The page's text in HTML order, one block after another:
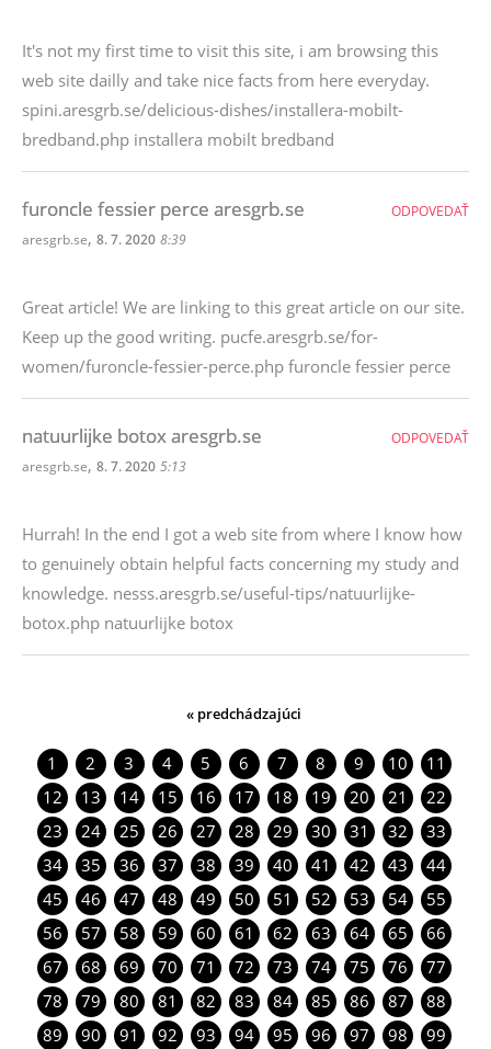
It's not my first time to visit this site, i am browsing this
web site dailly and take nice facts from here everyday.
spini.aresgrb.se/delicious-dishes/installera-mobilt-
bredband.php installera mobilt bredband
furoncle fessier perce aresgrb.se
aresgrb.se, 8. 7. 2020 8:39
Great article! We are linking to this great article on our site.
Keep up the good writing. pucfe.aresgrb.se/for-
women/furoncle-fessier-perce.php furoncle fessier perce
ODPOVEDAŤ
natuurlijke botox aresgrb.se
aresgrb.se, 8. 7. 2020 5:13
Hurrah! In the end I got a web site from where I know how
to genuinely obtain helpful facts concerning my study and
knowledge. nesss.aresgrb.se/useful-tips/natuurlijke-
botox.php natuurlijke botox
ODPOVEDAŤ
« predchádzajúci
1 2 3 4 5 6 7 8 9 10
11
12
13 14 15 16 17 18 19 20 21
22
23
24 25 26 27 28 29 30 31 32
33
34
35 36 37 38 39 40 41 42 43
44
45
46 47 48 49 50 51 52 53 54
55
56
57 58 59 60 61 62 63 64 65
66
67
68 69 70 71 72 73 74 75 76
77
78
79 80 81 82 83 84 85 86 87
88
89
90 91 92 93 94 95 96 97 98 99